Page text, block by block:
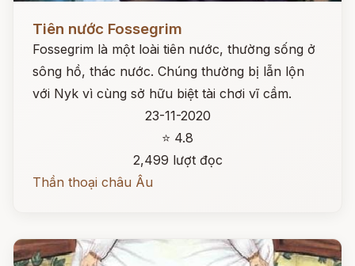
Tiên nước Fossegrim
Fossegrim là một loài tiên nước, thường sống ở
sông hồ, thác nước. Chúng thường bị lẫn lộn
với Nyk vì cùng sở hữu biệt tài chơi vĩ cầm.
23-11-2020
⭐ 4.8
2,499 lượt đọc
Thần thoại châu Âu